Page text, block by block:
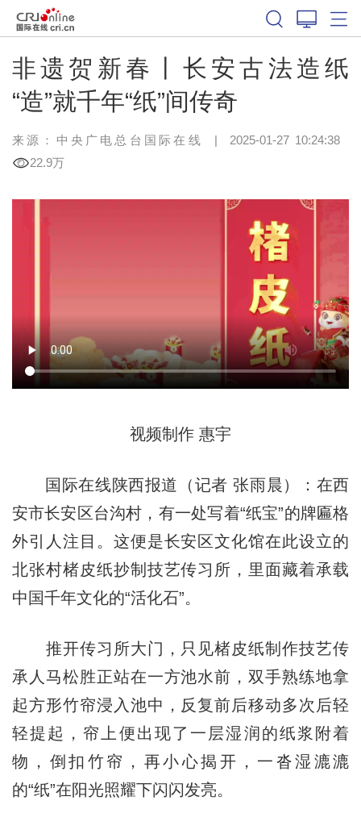
非遗贺新春丨长安古法造纸
“造”就千年“纸”间传奇
来源：中央广电总台国际在线 | 2025-01-27 10:24:38
22.9万
视频制作 惠宇
国际在线陕西报道（记者 张雨晨）：在西
安市长安区台沟村，有一处写着“纸宝”的牌匾格
外引人注目。这便是长安区文化馆在此设立的
北张村楮皮纸抄制技艺传习所，里面藏着承载
中国千年文化的“活化石”。
推开传习所大门，只见楮皮纸制作技艺传
承人马松胜正站在一方池水前，双手熟练地拿
起方形竹帘浸入池中，反复前后移动多次后轻
轻提起，帘上便出现了一层湿润的纸浆附着
物，倒扣竹帘，再小心揭开，一沓湿漉漉
的“纸”在阳光照耀下闪闪发亮。